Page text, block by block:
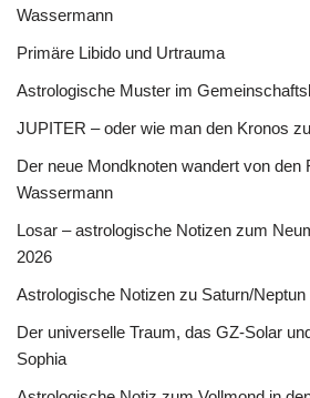
Wassermann
Primäre Libido und Urtrauma
Astrologische Muster im
JUPITER – oder wie man den Kronos
Der neue Mondknoten wandert von den
Wassermann
Losar – astrologische Notizen zum
2026
Astrologische Notizen zu Saturn/Neptun
Der universelle Traum, das GZ-Solar
Sophia